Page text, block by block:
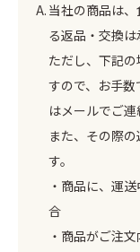
当社の商品は
る返品・交換は
ただし、下記
すので、お手
はメールでご連
また、その際
す。
・商品に、運
合
・商品がご注